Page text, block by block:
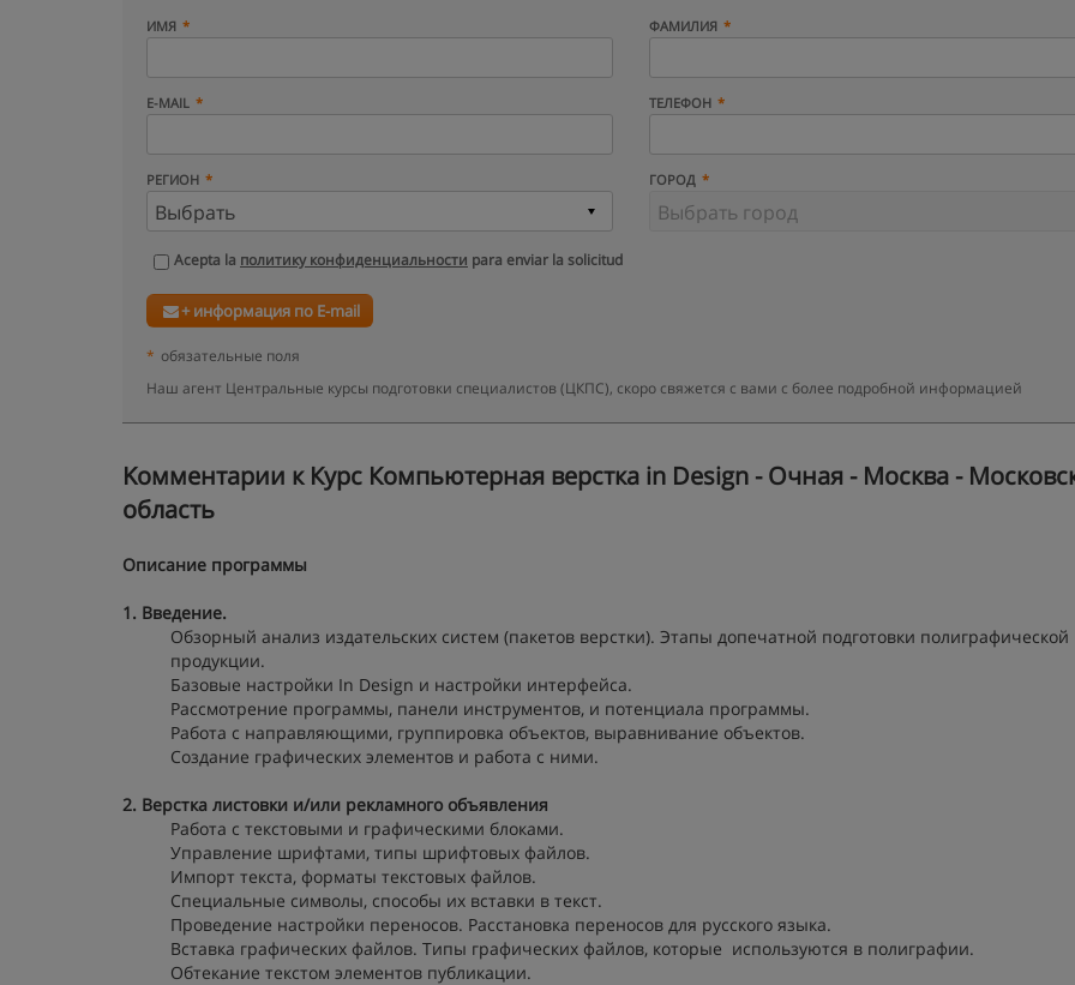
ИМЯ ФАМИЛИЯ
E-MAIL ТЕЛЕФОН
РЕГИОН ГОРОД
Acepta la политику конфиденциальности para enviar la solicitud
+ информация по E-mail
* обязательные поля
Наш агент Центральные курсы подготовки специалистов (ЦКПС), скоро свяжется с вами с более подробной информацией
Kомментарии к Курс Компьютерная верстка in Design - Очная - Москва -
область
Описание программы
1. Введение.
Обзорный анализ издательских систем (пакетов верстки). Этапы допечатной подготовки полиграфической
продукции.
Базовые настройки In Design и настройки интерфейса.
Рассмотрение программы, панели инструментов, и потенциала программы.
Работа с направляющими, группировка объектов, выравнивание объектов.
Создание графических элементов и работа с ними.
2. Верстка листовки и/или рекламного объявления
Работа с текстовыми и графическими блоками.
Управление шрифтами, типы шрифтовых файлов.
Импорт текста, форматы текстовых файлов.
Специальные символы, способы их вставки в текст.
Проведение настройки переносов. Расстановка переносов для русского языка.
Вставка графических файлов. Типы графических файлов, которые используются в полиграфии.
Обтекание текстом элементов публикации.